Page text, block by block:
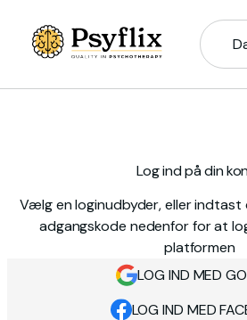
Log ind på din
Vælg en loginudbyder, eller indtast
adgangskode nedenfor for at
platformen
LOG IND MED
LOG IND MED